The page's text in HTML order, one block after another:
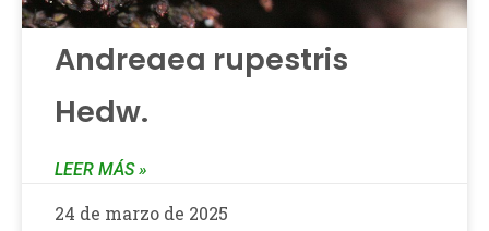
Andreaea rupestris
Hedw.
LEER MÁS »
24 de marzo de 2025